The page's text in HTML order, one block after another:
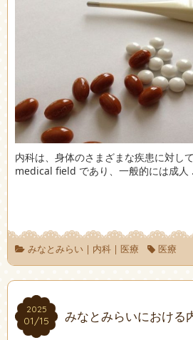
内科は、身体のさまざまな疾患に対し
medical field であり、一般的には成人
みなとみらい| 内科| 医療 医療
2025
01/15
2025
01/15 みなとみらいにおける